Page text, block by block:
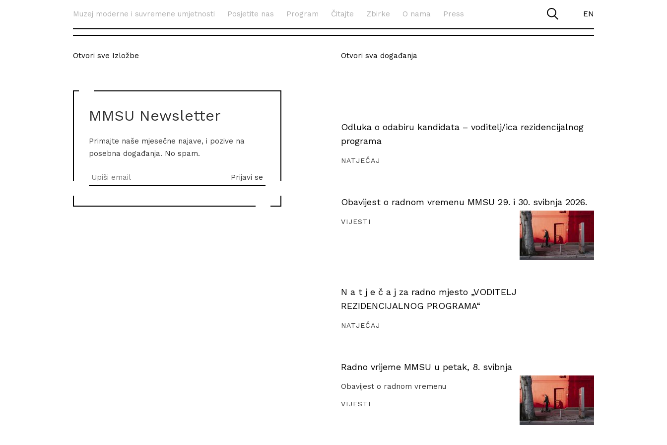
Muzej moderne i suvremene umjetnosti Posjetite nas Program Čitajte Zbirke O nama Press EN
Otvori sve Izložbe
MMSU Newsletter
Primajte naše mjesečne najave, i pozive na
posebna događanja. No spam.
Otvori sva događanja
Odluka o odabiru kandidata – voditelj/ica rezidencijalnog
programa
NATJEČAJ
Obavijest o radnom vremenu MMSU 29. i 30. svibnja 2026.
VIJESTI
N a t j e č a j za radno mjesto „VODITELJ
REZIDENCIJALNOG PROGRAMA“
NATJEČAJ
Radno vrijeme MMSU u petak, 8. svibnja
Obavijest o radnom vremenu
VIJESTI